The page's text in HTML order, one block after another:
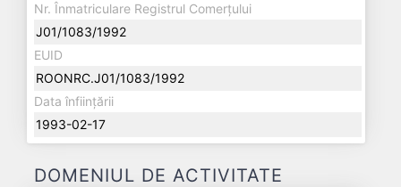
Nr. Înmatriculare Registrul Comerțului
J01/1083/1992
EUID
ROONRC.J01/1083/1992
Data înființării
1993-02-17
DOMENIUL DE ACTIVITATE